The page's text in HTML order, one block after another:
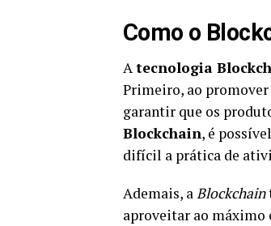
Como o
Atecnologia
Primeiro, ao promover
garantir que os
Blockchain, é
difícil a prática de
Ademais, aBlockchain
aproveitar ao máximo